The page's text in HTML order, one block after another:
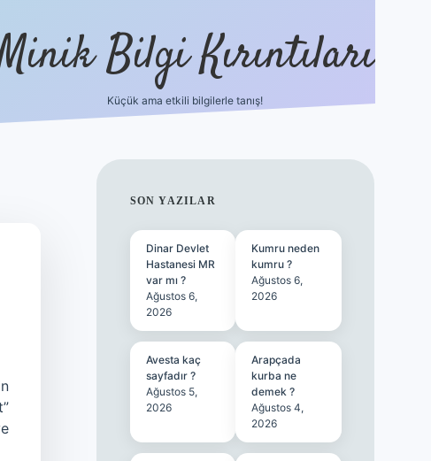
Bilgi Kırıntıları
Küçük ama etkili bilgilerle tanış!
SIDEBAR
SON YAZILAR
Dinar Devlet
Hastanesi MR
var mı ?
Ağustos 6,
2026
Kumru neden
kumru ?
Ağustos 6,
2026
Avesta kaç
sayfadır ?
Ağustos 5,
2026
Arapçada
kurba ne
demek ?
Ağustos 4,
2026
ilbet